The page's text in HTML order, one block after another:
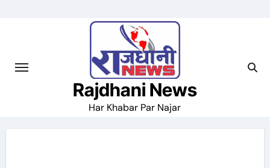
Rajdhani News
Har Khabar Par Najar